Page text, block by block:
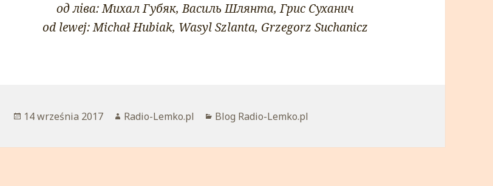
од ліва: Михал Губяк, Василь Шлянта, Грис Суханич
od lewej: Michał Hubiak, Wasyl Szlanta, Grzegorz Suchanicz
Opublikowano
14 września 2017 Autor
Radio-Lemko.pl Kategorie
Blog Radio-Lemko.pl